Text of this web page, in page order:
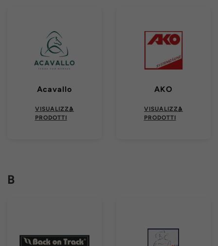
Acavallo
VISUALIZZA
PRODOTTI
AKO
VISUALIZZA
PRODOTTI
B